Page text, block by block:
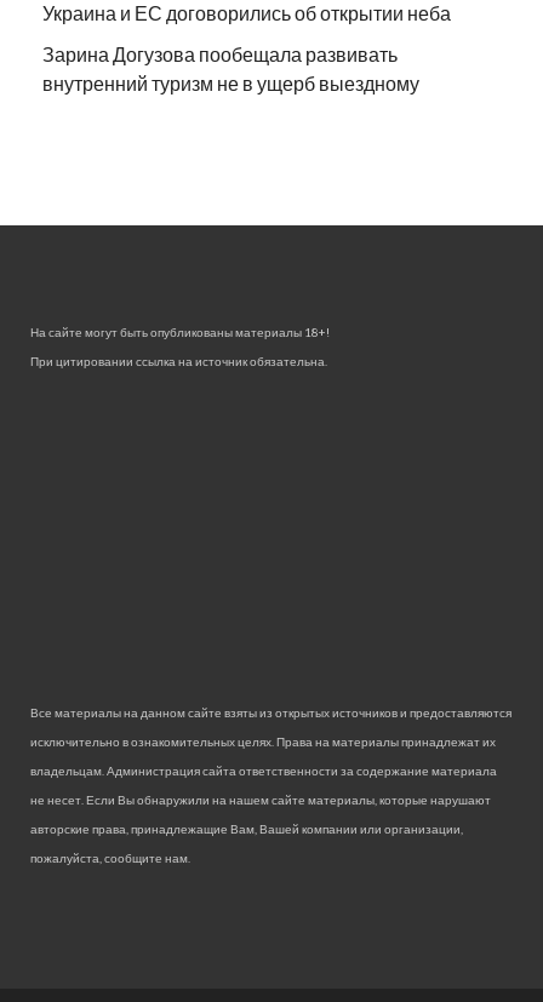
Украина и ЕС договорились об открытии неба
Зарина Догузова пообещала развивать
внутренний туризм не в ущерб выездному
На сайте могут быть опубликованы материалы 18+!
При цитировании ссылка на источник обязательна.
Все материалы на данном сайте взяты из открытых источников и предоставляются
исключительно в ознакомительных целях. Права на материалы принадлежат их
владельцам. Администрация сайта ответственности за содержание материала
не несет. Если Вы обнаружили на нашем сайте материалы, которые нарушают
авторские права, принадлежащие Вам, Вашей компании или организации,
пожалуйста, сообщите нам.